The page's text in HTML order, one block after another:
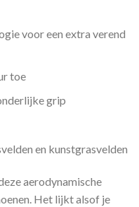
voor een extra verend
toe
grip
en kunstgrasvelden
aerodynamische
Het lijkt alsof je